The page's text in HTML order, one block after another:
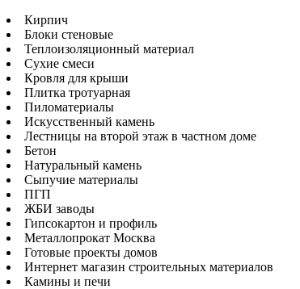
Кирпич
Блоки стеновые
Теплоизоляционный материал
Сухие смеси
Кровля для крыши
Плитка тротуарная
Пиломатериалы
Искусственный камень
Лестницы на второй этаж в частном доме
Бетон
Натуральный камень
Сыпучие материалы
ПГП
ЖБИ заводы
Гипсокартон и профиль
Металлопрокат Москва
Готовые проекты домов
Интернет магазин строительных материалов
Камины и печи